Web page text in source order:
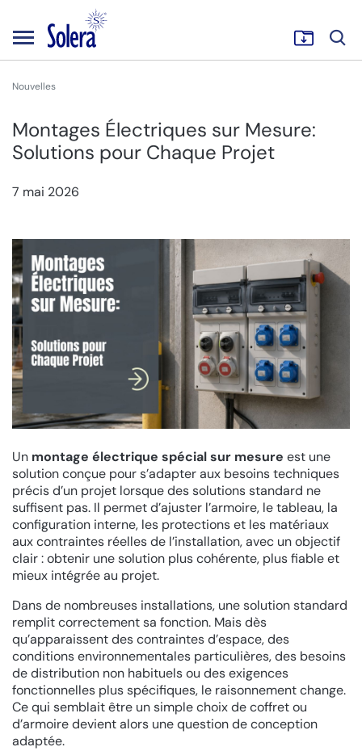
Nouvelles
Montages Électriques sur Mesure:
Solutions pour Chaque Projet
7 mai 2026
Un montage électrique spécial sur mesure est une
solution conçue pour s’adapter aux besoins techniques
précis d’un projet lorsque des solutions standard ne
suffisent pas. Il permet d’ajuster l’armoire, le tableau, la
configuration interne, les protections et les matériaux
aux contraintes réelles de l’installation, avec un objectif
clair : obtenir une solution plus cohérente, plus fiable et
mieux intégrée au projet.
Dans de nombreuses installations, une solution standard
remplit correctement sa fonction. Mais dès
qu’apparaissent des contraintes d’espace, des
conditions environnementales particulières, des besoins
de distribution non habituels ou des exigences
fonctionnelles plus spécifiques, le raisonnement change.
Ce qui semblait être un simple choix de coffret ou
d’armoire devient alors une question de conception
adaptée.